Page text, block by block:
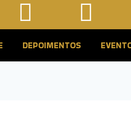
DEPOIMENTOS